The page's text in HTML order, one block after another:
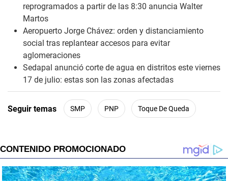
reprogramados a partir de las 8:30 anuncia Walter
Martos
Aeropuerto Jorge Chávez: orden y distanciamiento
social tras replantear accesos para evitar
aglomeraciones
Sedapal anunció corte de agua en distritos este viernes
17 de julio: estas son las zonas afectadas
Seguir temas SMP PNP Toque De Queda